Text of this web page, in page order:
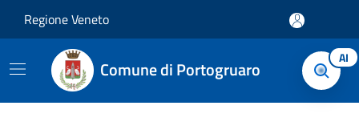
Regione Veneto
Comune di Portogruaro AI